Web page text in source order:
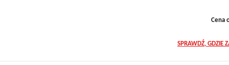
Cena
SPRAWDŹ, GDZIE